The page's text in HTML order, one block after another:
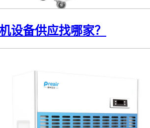
设备供应找哪家？